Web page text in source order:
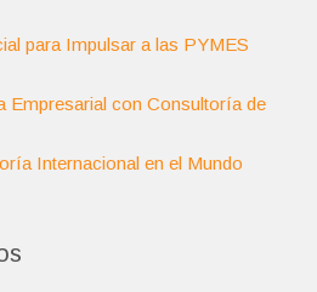
para Impulsar a las PYMES
Empresarial con Consultoría de
Internacional en el Mundo